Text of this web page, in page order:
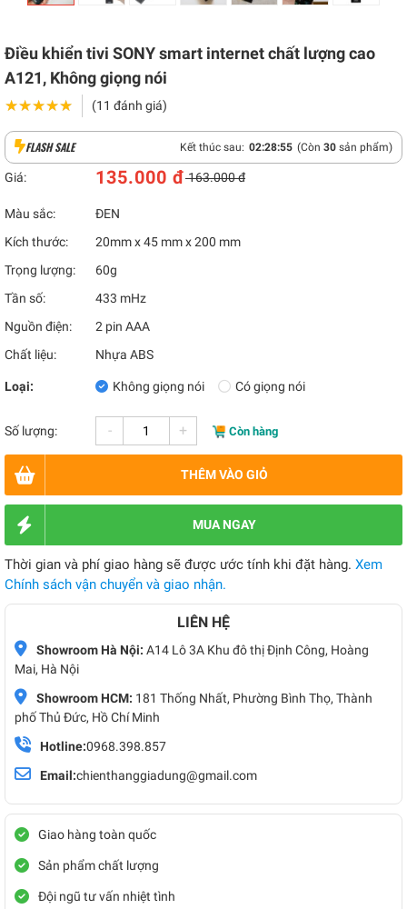
Điều khiển tivi SONY smart internet chất lượng cao
A121, Không giọng nói
★★★★★
★★★★★ (11 đánh giá)
FLASH SALE Kết thúc sau: 02:28:54 (Còn 30 sản phẩm)
Giá: 135.000 đ163.000 đ
Màu sắc:
ĐEN
Kích thước:
20mm x 45 mm x 200 mm
Trọng lượng:
60g
Tần số:
433 mHz
Nguồn điện:
2 pin AAA
Chất liệu:
Nhựa ABS
Loại: Không giọng nói Có giọng nói
Số lượng: - + Còn hàng
THÊM VÀO GIỎ
MUA NGAY
Thời gian và phí giao hàng sẽ được ước tính khi đặt hàng. Xem
Chính sách vận chuyển và giao nhận.
LIÊN HỆ
Showroom Hà Nội: A14 Lô 3A Khu đô thị Định Công, Hoàng
Mai, Hà Nội
Showroom HCM: 181 Thống Nhất, Phường Bình Thọ, Thành
phố Thủ Đức, Hồ Chí Minh
Hotline:0968.398.857
Email:chienthanggiadung@gmail.com
Giao hàng toàn quốc
Sản phẩm chất lượng
Đội ngũ tư vấn nhiệt tình